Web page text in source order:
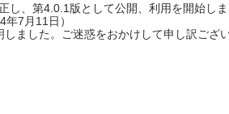
、第4.0.1版として公開、利用を開始し
7月11日）
ました。ご迷惑をおかけして申し訳ござ